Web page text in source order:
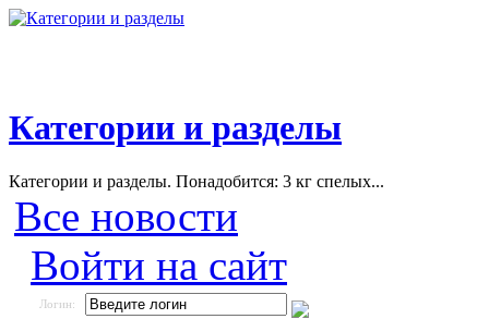
Категории и разделы
Категории и разделы. Понадобится: 3 кг спелых...
Все новости
Войти на сайт
Логин: